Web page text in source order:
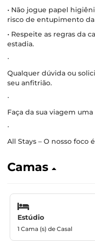
• Não jogue papel
risco de entupimento
• Respeite as regras da
estadia.
∙
Qualquer dúvida ou
seu anfitrião.
∙
Faça da sua viagem
∙
All Stays – O nosso foco
Camas
Estúdio
1 Cama (s) de Casal